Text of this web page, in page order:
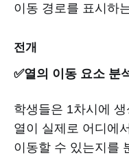
이동 경로를 표시하
전개
✅열의 이동 요소 분
학생들은 1차시에
열이 실제로 어디에
이동할 수 있는지를